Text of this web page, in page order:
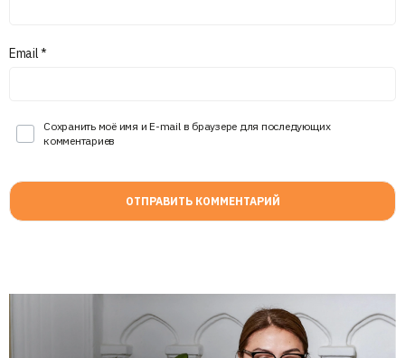
Email*
Сохранить моё имя и E-mail в браузере для последующих
комментариев